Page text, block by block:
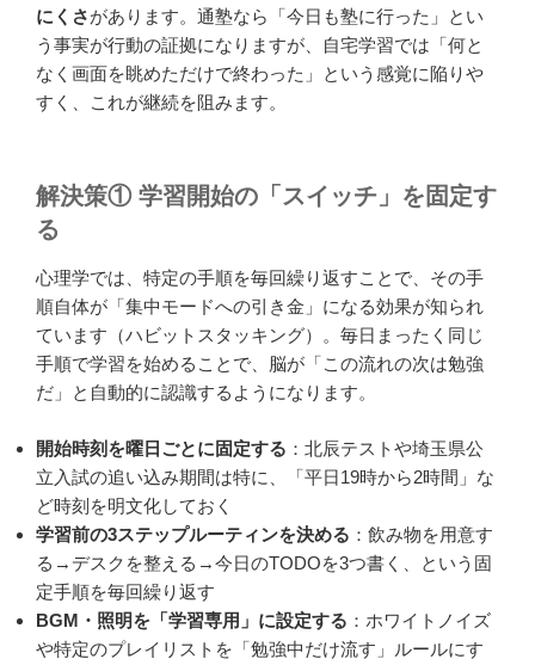
にくさがあります。通塾なら「今日も塾に行った」とい
う事実が行動の証拠になりますが、自宅学習では「何と
なく画面を眺めただけで終わった」という感覚に陥りや
すく、これが継続を阻みます。
解決策① 学習開始の「スイッチ」を固定す
る
心理学では、特定の手順を毎回繰り返すことで、その手
順自体が「集中モードへの引き金」になる効果が知られ
ています（ハビットスタッキング）。毎日まったく同じ
手順で学習を始めることで、脳が「この流れの次は勉強
だ」と自動的に認識するようになります。
開始時刻を曜日ごとに固定する ：北辰テストや埼玉県公
立入試の追い込み期間は特に、「平日19時から2時間」な
ど時刻を明文化しておく
学習前の3ステップルーティンを決める ：飲み物を用意す
る→デスクを整える→今日のTODOを3つ書く、という固
定手順を毎回繰り返す
BGM・照明を「学習専用」に設定する ：ホワイトノイズ
や特定のプレイリストを「勉強中だけ流す」ルールにす